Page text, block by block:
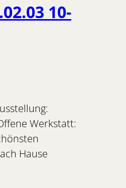
10-
Werkstatt:
Hause